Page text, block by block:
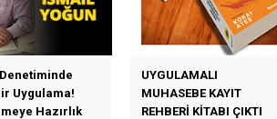
Uygulama!
Hazırlık
UYGULAMALI
MUHASEBE KAYIT
REHBERİ KİTABI ÇIKTI